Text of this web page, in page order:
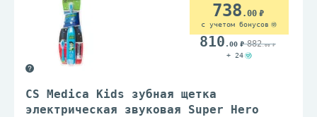
CS Medica Kids зубная щетка
электрическая звуковая Super Hero
738 .00
с учетом бонусов
810 .00 882.00
+ 24